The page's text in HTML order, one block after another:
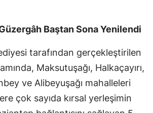
Baştan Sona Yenilendi
tarafından gerçekleştirilen
Maksutuşağı, Halkaçayırı,
ve Alibeyuşağı mahalleleri
çok sayıda kırsal yerleşimin